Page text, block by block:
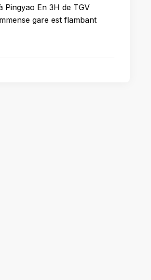
Pingyao En 3H de TGV
gare est flambant